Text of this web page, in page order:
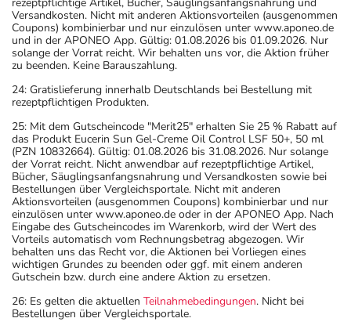
Versandkosten. Nicht mit anderen Aktionsvorteilen (ausgenommen
Coupons) kombinierbar und nur einzulösen unter www.aponeo.de
und in der APONEO App. Gültig: 01.08.2026 bis 01.09.2026. Nur
solange der Vorrat reicht. Wir behalten uns vor, die Aktion früher
zu beenden. Keine Barauszahlung.
24: Gratislieferung innerhalb Deutschlands bei Bestellung mit
rezeptpflichtigen Produkten.
25: Mit dem Gutscheincode "Merit25" erhalten Sie 25 % Rabatt auf
das Produkt Eucerin Sun Gel-Creme Oil Control LSF 50+, 50 ml
(PZN 10832664). Gültig: 01.08.2026 bis 31.08.2026. Nur solange
der Vorrat reicht. Nicht anwendbar auf rezeptpflichtige Artikel,
Bücher, Säuglingsanfangsnahrung und Versandkosten sowie bei
Bestellungen über Vergleichsportale. Nicht mit anderen
Aktionsvorteilen (ausgenommen Coupons) kombinierbar und nur
einzulösen unter www.aponeo.de oder in der APONEO App. Nach
Eingabe des Gutscheincodes im Warenkorb, wird der Wert des
Vorteils automatisch vom Rechnungsbetrag abgezogen. Wir
behalten uns das Recht vor, die Aktionen bei Vorliegen eines
wichtigen Grundes zu beenden oder ggf. mit einem anderen
Gutschein bzw. durch eine andere Aktion zu ersetzen.
26: Es gelten die aktuellen Teilnahmebedingungen. Nicht bei
Bestellungen über Vergleichsportale.